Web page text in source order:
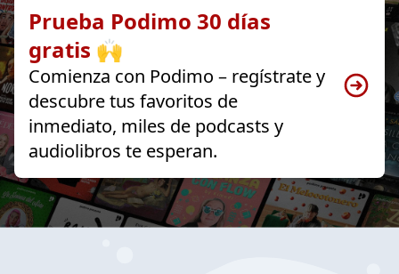
Prueba Podimo 30 días
gratis 🙌
Comienza con Podimo – regístrate y
descubre tus favoritos de
inmediato, miles de podcasts y
audiolibros te esperan.